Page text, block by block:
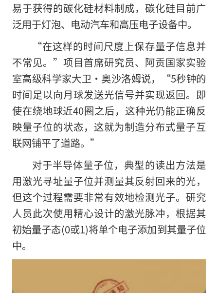
易于获得的碳化硅材料制成，碳化硅目前广
泛用于灯泡、电动汽车和高压电子设备中。
“在这样的时间尺度上保存量子信息并
不常见。”项目首席研究员、阿贡国家实验
室高级科学家大卫·奥沙洛姆说，“5秒钟的
时间足以向月球发送光信号并实现返回。即
使在绕地球近40圈之后，这种光仍能正确反
映量子位的状态，这就为制造分布式量子互
联网铺平了道路。”
对于半导体量子位，典型的读出方法是
用激光寻址量子位并测量其反射回来的光，
但这个过程需要非常有效地检测光子。研究
人员此次使用精心设计的激光脉冲，根据其
初始量子态(0或1)将单个电子添加到其量子位
中。